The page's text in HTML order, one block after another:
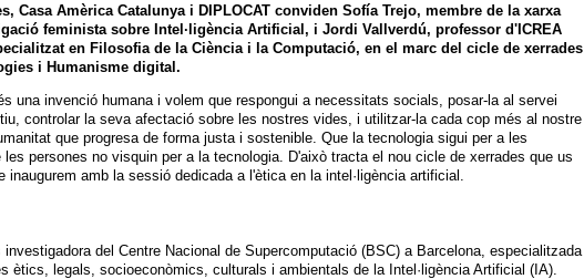
Casa Amèrica Catalunya i DIPLOCAT conviden Sofía Trejo, membre de la xarxa
feminista sobre Intel·ligència Artificial, i Jordi Vallverdú, professor d'ICREA
en Filosofia de la Ciència i la Computació, en el marc del cicle de xerrades
i Humanisme digital.
una invenció humana i volem que respongui a necessitats socials, posar-la al servei
controlar la seva afectació sobre les nostres vides, i utilitzar-la cada cop més al nostre
que progresa de forma justa i sostenible. Que la tecnologia sigui per a les
les persones no visquin per a la tecnologia. D'això tracta el nou cicle de xerrades que us
inaugurem amb la sessió dedicada a l'ètica en la intel·ligència artificial.
investigadora del Centre Nacional de Supercomputació (BSC) a Barcelona, especialitzada
ètics, legals, socioeconòmics, culturals i ambientals de la Intel·ligència Artificial (IA).